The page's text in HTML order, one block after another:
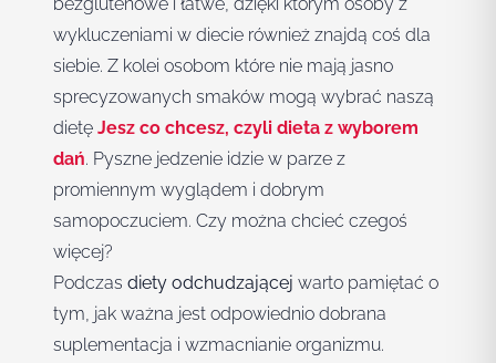
wykluczeniami w diecie również znajdą coś dla
siebie. Z kolei osobom które nie mają jasno
sprecyzowanych smaków mogą wybrać naszą
dietę Jesz co chcesz, czyli dieta z wyborem
dań. Pyszne jedzenie idzie w parze z
promiennym wyglądem i dobrym
samopoczuciem. Czy można chcieć czegoś
więcej?
Podczas diety odchudzającej warto pamiętać o
tym, jak ważna jest odpowiednio dobrana
suplementacja i wzmacnianie organizmu.